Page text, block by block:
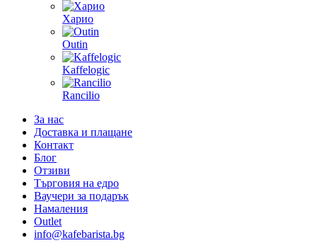
Харио
Outin
Kaffelogic
Rancilio
За нас
Доставка и плащане
Контакт
Блог
Отзиви
Търговия на едро
Ваучери за подарък
Намаления
Outlet
info@kafebarista.bg